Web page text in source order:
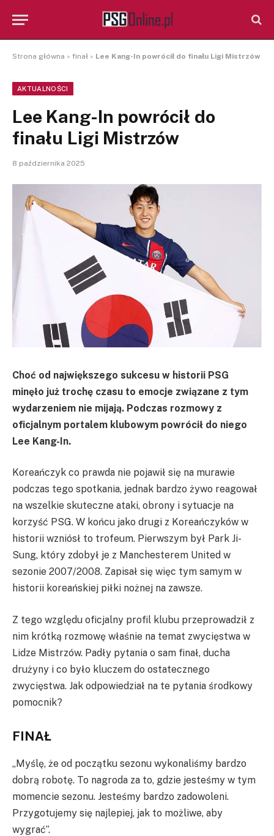
Strona główna » finał » Lee Kang-In powrócił do finału Ligi Mistrzów
AKTUALNOŚCI
Lee Kang-In powrócił do
finału Ligi Mistrzów
8 października 2025
Choć od największego sukcesu w historii PSG
minęło już trochę czasu to emocje związane z tym
wydarzeniem nie mijają. Podczas rozmowy z
oficjalnym portalem klubowym powrócił do niego
Lee Kang-In.
Koreańczyk co prawda nie pojawił się na murawie
podczas tego spotkania, jednak bardzo żywo reagował
na wszelkie skuteczne ataki, obrony i sytuacje na
korzyść PSG. W końcu jako drugi z Koreańczyków w
historii wzniósł to trofeum. Pierwszym był Park Ji-
Sung, który zdobył je z Manchesterem United w
sezonie 2007/2008. Zapisał się więc tym samym w
historii koreańskiej piłki nożnej na zawsze.
Z tego względu oficjalny profil klubu przeprowadził z
nim krótką rozmowę właśnie na temat zwycięstwa w
Lidze Mistrzów. Padły pytania o sam finał, ducha
drużyny i co było kluczem do ostatecznego
zwycięstwa. Jak odpowiedział na te pytania środkowy
pomocnik?
FINAŁ
„Myślę, że od początku sezonu wykonaliśmy bardzo
dobrą robotę. To nagroda za to, gdzie jesteśmy w tym
momencie sezonu. Jesteśmy bardzo zadowoleni.
Przygotujemy się najlepiej, jak to możliwe, aby
wygrać”.